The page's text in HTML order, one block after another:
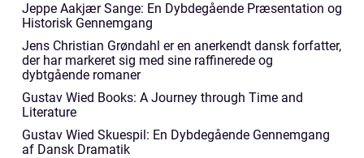
Jeppe Aakjær Sange: En Dybdegående Præsentation og
Historisk Gennemgang
Jens Christian Grøndahl er en anerkendt dansk forfatter,
der har markeret sig med sine raffinerede og
dybtgående romaner
Gustav Wied Books: A Journey through Time and
Literature
Gustav Wied Skuespil: En Dybdegående Gennemgang
af Dansk Dramatik